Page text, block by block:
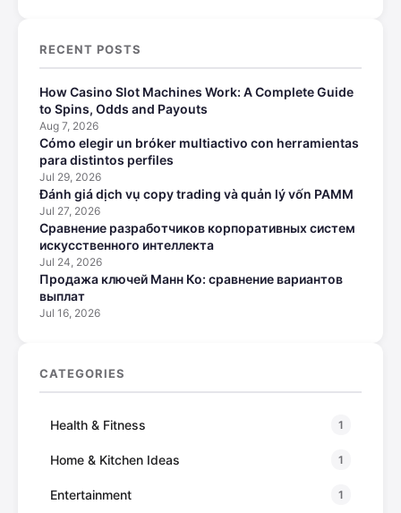
RECENT POSTS
How Casino Slot Machines Work: A Complete Guide
to Spins, Odds and Payouts
Aug 7, 2026
Cómo elegir un bróker multiactivo con herramientas
para distintos perfiles
Jul 29, 2026
Đánh giá dịch vụ copy trading và quản lý vốn PAMM
Jul 27, 2026
Сравнение разработчиков корпоративных систем
искусственного интеллекта
Jul 24, 2026
Продажа ключей Манн Ко: сравнение вариантов
выплат
Jul 16, 2026
CATEGORIES
Health & Fitness 1
Home & Kitchen Ideas 1
Entertainment 1